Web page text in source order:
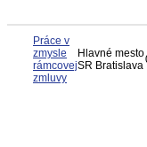
Práce v
zmysle
rámcovej
zmluvy
Hlavné mesto
SR Bratislava